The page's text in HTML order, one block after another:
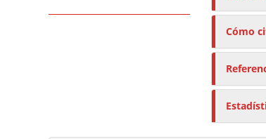
Cómo